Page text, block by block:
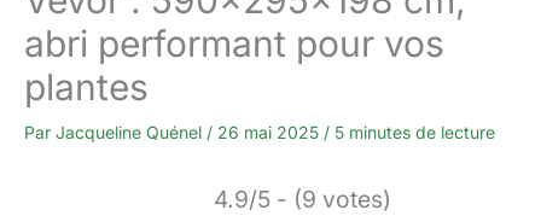
abri performant pour vos
plantes
Par Jacqueline Quénel / 26 mai 2025 / 5 minutes de lecture
4.9/5 - (9 votes)